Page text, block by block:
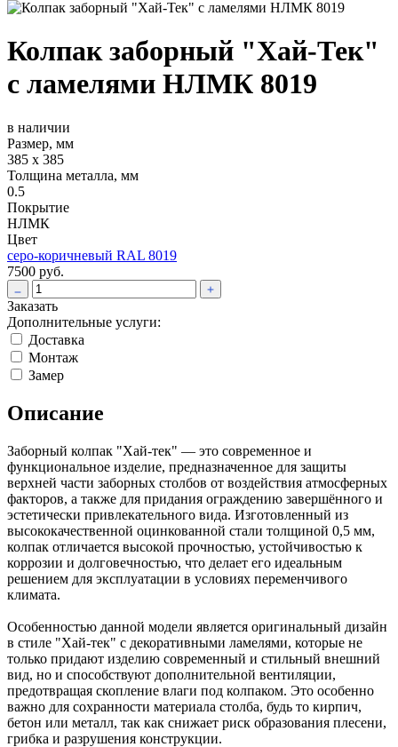
Колпак заборный "Хай-Тек"
с ламелями НЛМК 8019
в наличии
Размер, мм
385 х 385
Толщина металла, мм
0.5
Покрытие
НЛМК
Цвет
серо-коричневый RAL 8019
7500 руб.
Заказать
Дополнительные услуги:
Доставка
Монтаж
Замер
Описание
Заборный колпак "Хай-тек" — это современное и
функциональное изделие, предназначенное для защиты
верхней части заборных столбов от воздействия атмосферных
факторов, а также для придания ограждению завершённого и
эстетически привлекательного вида. Изготовленный из
высококачественной оцинкованной стали толщиной 0,5 мм,
колпак отличается высокой прочностью, устойчивостью к
коррозии и долговечностью, что делает его идеальным
решением для эксплуатации в условиях переменчивого
климата.
Особенностью данной модели является оригинальный дизайн
в стиле "Хай-тек" с декоративными ламелями, которые не
только придают изделию современный и стильный внешний
вид, но и способствуют дополнительной вентиляции,
предотвращая скопление влаги под колпаком. Это особенно
важно для сохранности материала столба, будь то кирпич,
бетон или металл, так как снижает риск образования плесени,
грибка и разрушения конструкции.